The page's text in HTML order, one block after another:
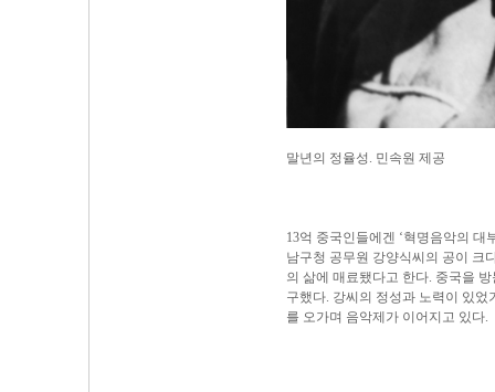
말년의 정율성. 민속원 제공
13억 중국인들에겐 ‘혁명음악의
남구청 공무원 강양식씨의 공이 크
의 삶에 매료됐다고 한다. 중국을
구했다. 강씨의 정성과 노력이 있
를 오가며 음악제가 이어지고 있다.